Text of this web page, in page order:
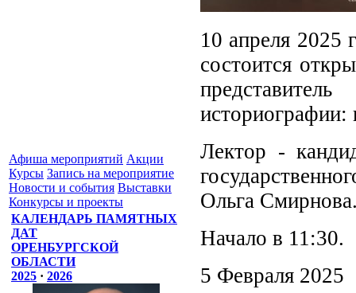
Афиша мероприятий Акции
Курсы Запись на мероприятие
Новости и события Выставки
Конкурсы и проекты
КАЛЕНДАРЬ ПАМЯТНЫХ
ДАТ
ОРЕНБУРГСКОЙ
ОБЛАСТИ
2025 · 2026
10 апреля 2025
состоится
историографии:
Лектор -
Ольга
Начало в 11:30.
5 Февраля 2025